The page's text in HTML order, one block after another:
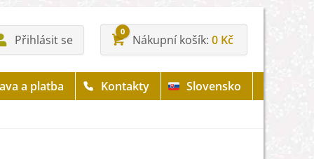
Přihlásit se
0
Nákupní košík 0 Kč
a platba Kontakty
Slovensko